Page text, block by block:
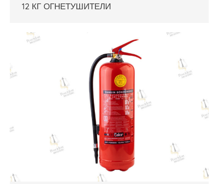
12 КГ ОГНЕТУШИТЕЛИ